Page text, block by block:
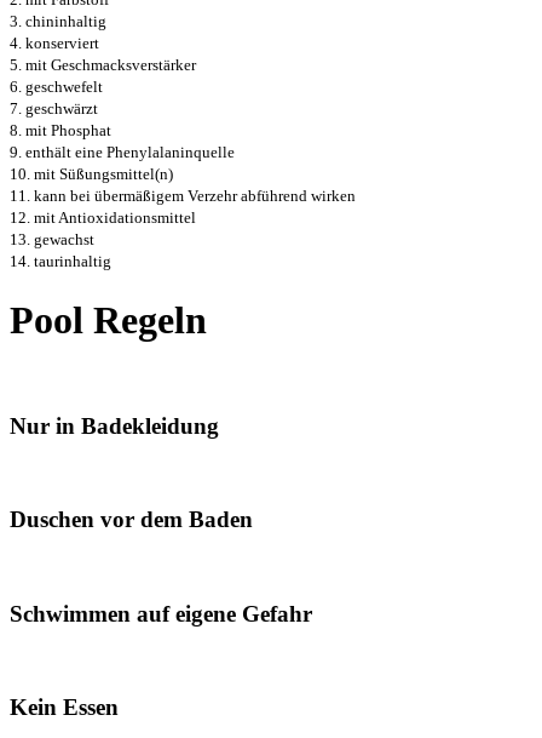
3. chininhaltig
4. konserviert
5. mit Geschmacksverstärker
6. geschwefelt
7. geschwärzt
8. mit Phosphat
9. enthält eine Phenylalaninquelle
10. mit Süßungsmittel(n)
11. kann bei übermäßigem Verzehr abführend wirken
12. mit Antioxidationsmittel
13. gewachst
14. taurinhaltig
Pool Regeln
Nur in Badekleidung
Duschen vor dem Baden
Schwimmen auf eigene Gefahr
Kein Essen